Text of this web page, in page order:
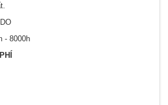
- 8000h